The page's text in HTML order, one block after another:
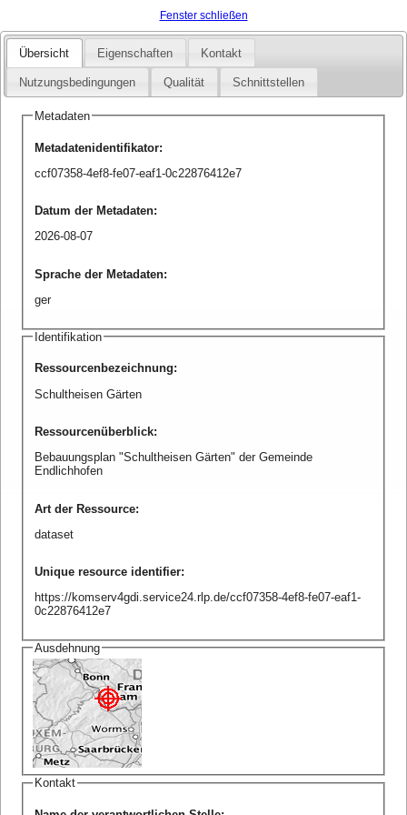
Fenster schließen
Übersicht Eigenschaften Kontakt
Nutzungsbedingungen Qualität Schnittstellen
Metadaten
Metadatenidentifikator:
ccf07358-4ef8-fe07-eaf1-0c22876412e7
Datum der Metadaten:
2026-08-07
Sprache der Metadaten:
ger
Identifikation
Ressourcenbezeichnung:
Schultheisen Gärten
Ressourcenüberblick:
Bebauungsplan "Schultheisen Gärten" der Gemeinde
Endlichhofen
Art der Ressource:
dataset
Unique resource identifier:
https://komserv4gdi.service24.rlp.de/ccf07358-4ef8-fe07-eaf1-
0c22876412e7
Ausdehnung
Kontakt